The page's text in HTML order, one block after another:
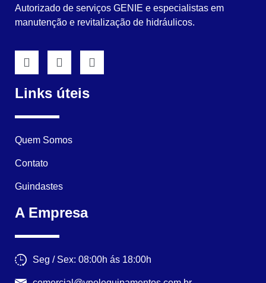
Autorizado de serviços GENIE e especialistas em
manutenção e revitalização de hidráulicos.
Links úteis
Quem Somos
Contato
Guindastes
A Empresa
Seg / Sex: 08:00h ás 18:00h